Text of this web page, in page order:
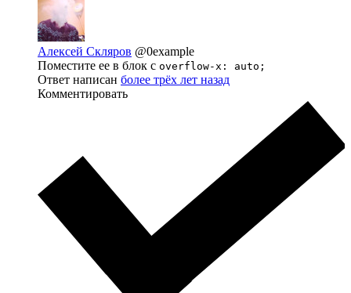
Алексей Скляров @0example
Поместите ее в блок с overflow-x: auto;
Ответ написан более трёх лет назад
Комментировать